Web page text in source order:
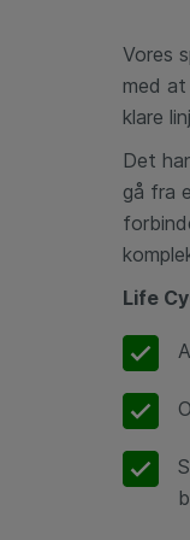
Vores
med
klare
Det
gå fra
Life